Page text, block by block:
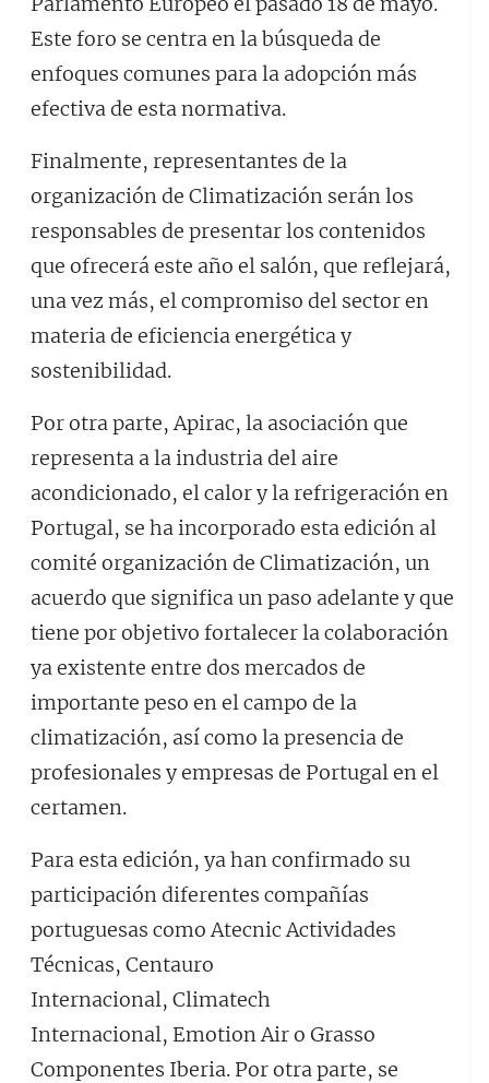
Este foro se centra en la búsqueda de
enfoques comunes para la adopción más
efectiva de esta normativa.
Finalmente, representantes de la
organización de Climatización serán los
responsables de presentar los contenidos
que ofrecerá este año el salón, que reflejará,
una vez más, el compromiso del sector en
materia de eficiencia energética y
sostenibilidad.
Por otra parte, Apirac, la asociación que
representa a la industria del aire
acondicionado, el calor y la refrigeración en
Portugal, se ha incorporado esta edición al
comité organización de Climatización, un
acuerdo que significa un paso adelante y que
tiene por objetivo fortalecer la colaboración
ya existente entre dos mercados de
importante peso en el campo de la
climatización, así como la presencia de
profesionales y empresas de Portugal en el
certamen.
Para esta edición, ya han confirmado su
participación diferentes compañías
portuguesas como Atecnic Actividades
Técnicas, Centauro
Internacional, Climatech
Internacional, Emotion Air o Grasso
Componentes Iberia. Por otra parte, se